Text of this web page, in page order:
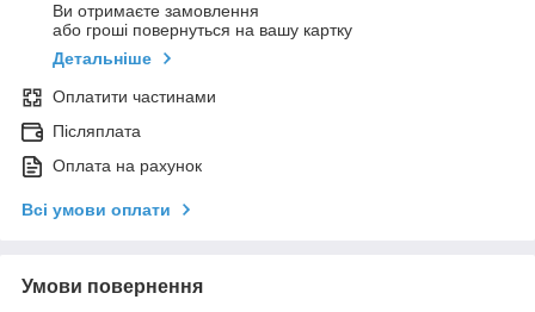
Ви отримаєте замовлення
або гроші повернуться на вашу картку
Детальніше
Оплатити частинами
Післяплата
Оплата на рахунок
Всі умови оплати
Умови повернення